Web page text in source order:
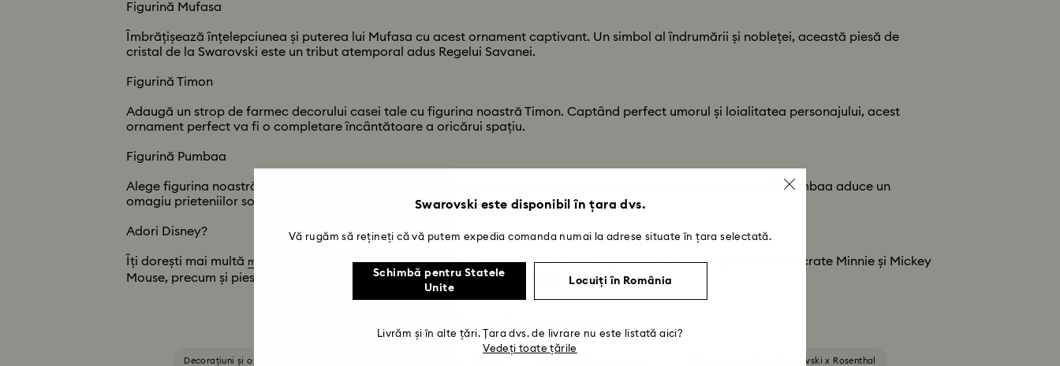
Figurină Mufasa
Îmbrățișează înțelepciunea și puterea lui Mufasa cu acest ornament captivant. Un simbol al îndrumării și nobleței, această piesă de
cristal de la Swarovski este un tribut atemporal adus Regelui Savanei.
Figurină Timon
Adaugă un strop de farmec decorului casei tale cu figurina noastră Timon. Captând perfect umorul și loialitatea personajului, acest
ornament perfect va fi o completare încântătoare a oricărui spațiu.
Figurină Pumbaa
Alege figurina noastră îndrăgită Pumbaa, ce radiază bucurie și strălucire. Cu inima sa mare și natura sa jovială, Pumbaa aduce un
omagiu prieteniilor solide și aventurilor îndrăznețe.
Adori Disney?
Îți dorești mai multă magie Disney ? Cumpără colecția noastră completă de decorațiuni, care include
consacrate Minnie și Mickey
Mouse, precum și piese îndrăgite inspirate deStar Wars,Alice în Țara Minunilor șiAladdin.
Decorațiuni și ornamente Colecția de porțelan Swarovski x Rosenthal
Swarovski este disponibil în țara dvs.
Vă rugăm să rețineți că vă putem expedia comanda numai la adrese situate în țara selectată.
Schimbă pentru Statele
Unite
Locuiți în România
Livrăm și în alte țări. Țara dvs. de livrare nu este listată aici?
Vedeți toate țările